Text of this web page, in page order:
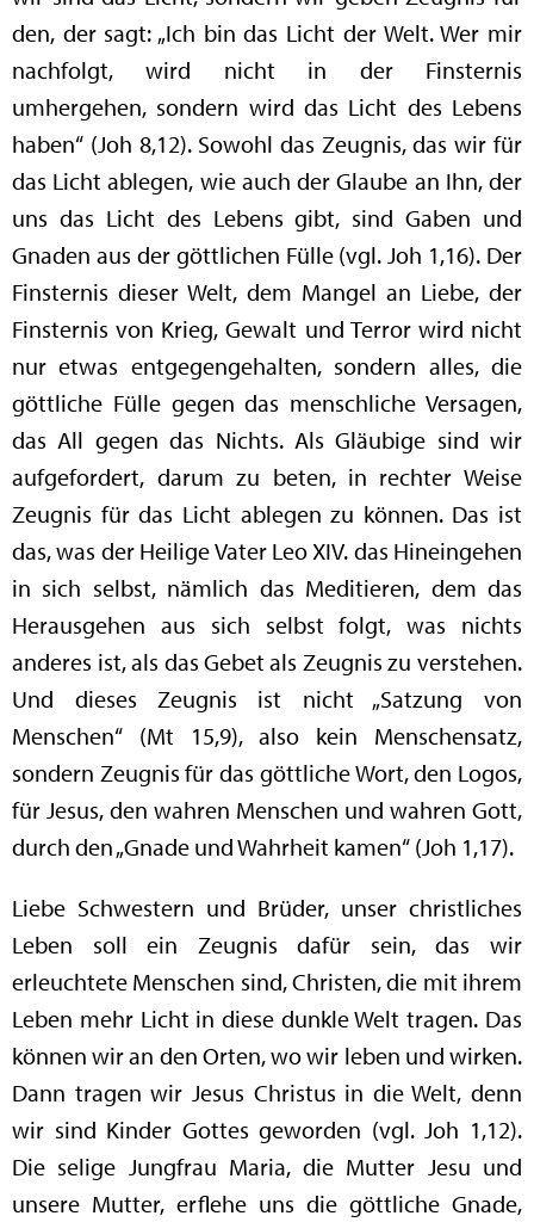
den, der sagt: „Ich bin das Licht der Welt. Wer mir
nachfolgt, wird nicht in der Finsternis
umhergehen, sondern wird das Licht des Lebens
haben“ (Joh 8,12). Sowohl das Zeugnis, das wir für
das Licht ablegen, wie auch der Glaube an Ihn, der
uns das Licht des Lebens gibt, sind Gaben und
Gnaden aus der göttlichen Fülle (vgl. Joh 1,16). Der
Finsternis dieser Welt, dem Mangel an Liebe, der
Finsternis von Krieg, Gewalt und Terror wird nicht
nur etwas entgegengehalten, sondern alles, die
göttliche Fülle gegen das menschliche Versagen,
das All gegen das Nichts. Als Gläubige sind wir
aufgefordert, darum zu beten, in rechter Weise
Zeugnis für das Licht ablegen zu können. Das ist
das, was der Heilige Vater Leo XIV. das Hineingehen
in sich selbst, nämlich das Meditieren, dem das
Herausgehen aus sich selbst folgt, was nichts
anderes ist, als das Gebet als Zeugnis zu verstehen.
Und dieses Zeugnis ist nicht „Satzung von
Menschen“ (Mt 15,9), also kein Menschensatz,
sondern Zeugnis für das göttliche Wort, den Logos,
für Jesus, den wahren Menschen und wahren Gott,
durch den „Gnade und Wahrheit kamen“ (Joh 1,17).
Liebe Schwestern und Brüder, unser christliches
Leben soll ein Zeugnis dafür sein, das wir
erleuchtete Menschen sind, Christen, die mit ihrem
Leben mehr Licht in diese dunkle Welt tragen. Das
können wir an den Orten, wo wir leben und wirken.
Dann tragen wir Jesus Christus in die Welt, denn
wir sind Kinder Gottes geworden (vgl. Joh 1,12).
Die selige Jungfrau Maria, die Mutter Jesu und
unsere Mutter, erflehe uns die göttliche Gnade,